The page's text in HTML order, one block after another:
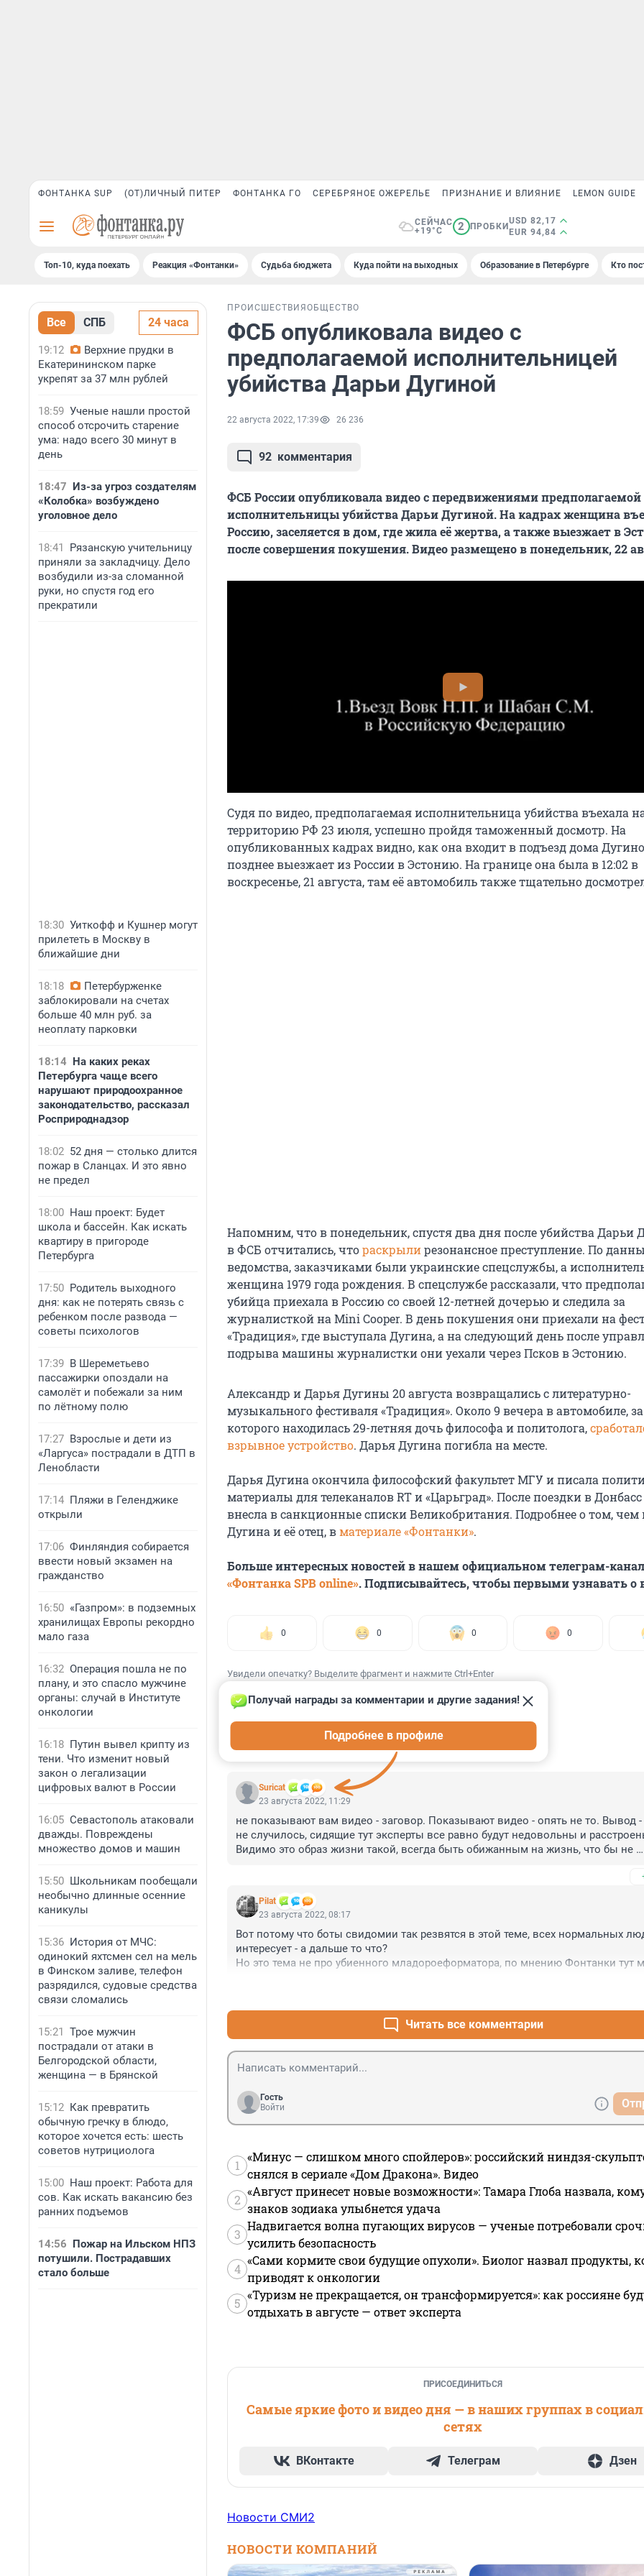
ФОНТАНКА SUP (ОТ)ЛИЧНЫЙ ПИТЕР ФОНТАНКА ГО СЕРЕБРЯНОЕ ОЖЕРЕЛЬЕ ПРИЗНАНИЕ И ВЛИЯНИЕ LEMON GUIDE
СЕЙЧАС
+19°C
2 ПРОБКИ
USD 82,17
EUR 94,84
Топ-10, куда поехать Реакция «Фонтанки» Судьба бюджета Куда пойти на выходных Образование в Петербурге Кто
Все СПБ 24 часа
19:12
Верхние прудки в
Екатерининском парке
укрепят за 37 млн рублей
18:59 Ученые нашли простой
способ отсрочить старение
ума: надо всего 30 минут в
день
18:47 Из-за угроз создателям
«Колобка» возбуждено
уголовное дело
18:41
Рязанскую учительницу
приняли за закладчицу. Дело
возбудили из-за сломанной
руки, но спустя год его
прекратили
18:30 Уиткофф и Кушнер могут
прилететь в Москву в
ближайшие дни
18:18
Петербурженке
заблокировали на счетах
больше 40 млн руб. за
неоплату парковки
18:14 На каких реках
Петербурга чаще всего
нарушают природоохранное
законодательство, рассказал
Росприроднадзор
18:02 52 дня — столько длится
пожар в Сланцах. И это явно
не предел
18:00 Наш проект: Будет
школа и бассейн. Как искать
квартиру в пригороде
Петербурга
17:50 Родитель выходного
дня: как не потерять связь с
ребенком после развода —
советы психологов
17:39 В Шереметьево
пассажирки опоздали на
самолёт и побежали за ним
по лётному полю
17:27 Взрослые и дети из
«Ларгуса» пострадали в ДТП в
Ленобласти
17:14 Пляжи в Геленджике
открыли
17:06 Финляндия собирается
ввести новый экзамен на
гражданство
16:50 «Газпром»: в подземных
хранилищах Европы рекордно
мало газа
16:32 Операция пошла не по
плану, и это спасло мужчине
органы: случай в Институте
онкологии
16:18 Путин вывел крипту из
тени. Что изменит новый
закон о легализации
цифровых валют в России
16:05 Севастополь атаковали
дважды. Повреждены
множество домов и машин
15:50 Школьникам пообещали
необычно длинные осенние
каникулы
15:36 История от МЧС:
одинокий яхтсмен сел на мель
в Финском заливе, телефон
разрядился, судовые средства
связи сломались
15:21 Трое мужчин
пострадали от атаки в
Белгородской области,
женщина — в Брянской
15:12 Как превратить
обычную гречку в блюдо,
которое хочется есть: шесть
советов нутрициолога
15:00 Наш проект: Работа для
сов. Как искать вакансию без
ранних подъемов
14:56 Пожар на Ильском НПЗ
потушили. Пострадавших
стало больше
ПРОИСШЕСТВИЯ ОБЩЕСТВО
ФСБ опубликовала видео с
предполагаемой исполнительницей
убийства Дарьи Дугиной
22 августа 2022, 17:39 26 236
92 комментария
ФСБ России опубликовала видео с передвижениями предполагаемой
исполнительницы убийства Дарьи Дугиной. На кадрах женщина
Россию, заселяется в дом, где жила её жертва, а также выезжает в
после совершения покушения. Видео размещено в понедельник, 22
Судя по видео, предполагаемая исполнительница убийства въехала
территорию РФ 23 июля, успешно пройдя таможенный досмотр. На
опубликованных кадрах видно, как она входит в подъезд дома
позднее выезжает из России в Эстонию. На границе она была в 12:02 в
воскресенье, 21 августа, там её автомобиль также тщательно
Напомним, что в понедельник, спустя два дня после убийства Дарьи
в ФСБ отчитались, чтораскрылирезонансное преступление. По
ведомства, заказчиками были украинские спецслужбы, а
женщина 1979 года рождения. В спецслужбе рассказали, что
убийца приехала в Россию со своей 12-летней дочерью и следила за
журналисткой на Mini Cooper. В день покушения они приехали на
«Традиция», где выступала Дугина, а на следующий день после
подрыва машины журналистки они уехали через Псков в Эстонию.
Александр и Дарья Дугины 20 августа возвращались с литературно-
музыкального фестиваля «Традиция». Около 9 вечера в автомобиле,
которого находилась 29-летняя дочь философа и политолога,
взрывное устройство. Дарья Дугина погибла на месте.
Дарья Дугина окончила философский факультет МГУ и писала
материалы для телеканалов RT и «Царьград». После поездки в
внесла в санкционные списки Великобритания. Подробнее о том, чем
Дугина и её отец, вматериале «Фонтанки».
Больше интересных новостей в нашем официальном телеграм-
«Фонтанка SPB online». Подписывайтесь, чтобы первыми узнавать о
0 0 0 0
Увидели опечатку? Выделите фрагмент и нажмите Ctrl+Enter
КОММЕНТАРИИ 92
Suricat
Получай награды за комментарии и другие задания!
Подробнее в профиле
23 августа 2022, 11:29
не показывают вам видео - заговор. Показывают видео - опять не то. Вывод
не случилось, сидящие тут эксперты все равно будут недовольны и
Видимо это образ жизни такой, всегда быть обижанным на жизнь, что бы не
Pilat
23 августа 2022, 08:17
Вот потому что боты свидомии так резвятся в этой теме, всех нормальных
интересует - а дальше то что?
Но это тема не про убиенного младороеформатора, по мнению Фонтанки тут
Читать все комментарии
Гость
Войти
1
«Минус — слишком много спойлеров»: российский ниндзя-
снялся в сериале «Дом Дракона». Видео
2
«Август принесет новые возможности»: Тамара Глоба назвала,
знаков зодиака улыбнется удача
3
Надвигается волна пугающих вирусов — ученые потребовали
усилить безопасность
4
«Сами кормите свои будущие опухоли». Биолог назвал продукты,
приводят к онкологии
5
«Туризм не прекращается, он трансформируется»: как россияне
отдыхать в августе — ответ эксперта
ПРИСОЕДИНИТЬСЯ
Самые яркие фото и видео дня — в наших группах в
сетях
ВКонтакте Телеграм Дзен
Новости СМИ2
НОВОСТИ КОМПАНИЙ